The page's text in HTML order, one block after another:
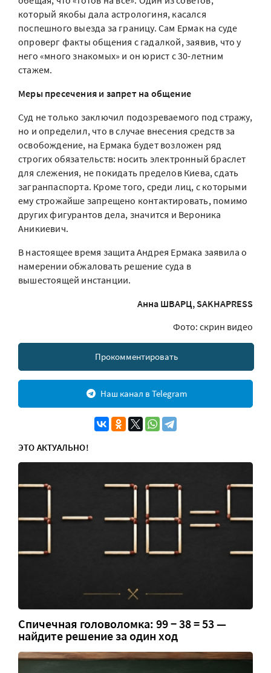
который якобы дала астрологиня, касался
поспешного выезда за границу. Сам Ермак на суде
опроверг факты общения с гадалкой, заявив, что у
него «много знакомых» и он юрист с 30-летним
стажем.
Меры пресечения и запрет на общение
Суд не только заключил подозреваемого под стражу,
но и определил, что в случае внесения средств за
освобождение, на Ермака будет возложен ряд
строгих обязательств: носить электронный браслет
для слежения, не покидать пределов Киева, сдать
загранпаспорта. Кроме того, среди лиц, с которыми
ему строжайше запрещено контактировать, помимо
других фигурантов дела, значится и Вероника
Аникиевич.
В настоящее время защита Андрея Ермака заявила о
намерении обжаловать решение суда в
вышестоящей инстанции.
Анна ШВАРЦ, SAKHAPRESS
Фото: скрин видео
Прокомментировать
Наш канал в Telegram
ЭТО АКТУАЛЬНО!
Спичечная головоломка: 99 − 38 = 53 —
найдите решение за один ход